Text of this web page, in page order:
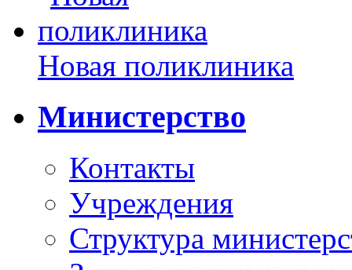
Новая поликлиника
Министерство
Контакты
Учреждения
Структура